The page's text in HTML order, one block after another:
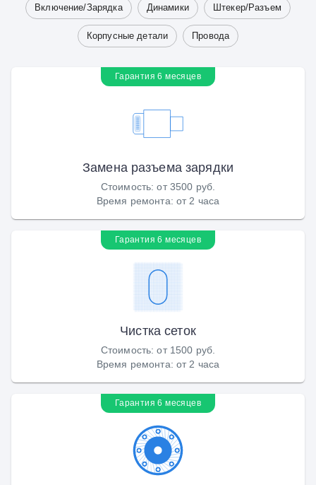
Включение/Зарядка Динамики Штекер/Разъем
Корпусные детали Провода
Гарантия 6 месяцев
Замена разъема зарядки
Стоимость:от 3500 руб.
Время ремонта: от 2 часа
Гарантия 6 месяцев
Чистка сеток
Стоимость:от 1500 руб.
Время ремонта: от 2 часа
Гарантия 6 месяцев